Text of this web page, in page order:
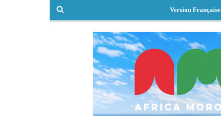
Version Française